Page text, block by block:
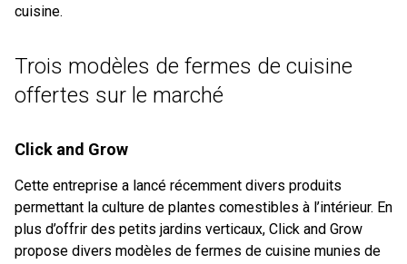
cuisine.
Trois modèles de fermes de cuisine
offertes sur le marché
Click and Grow
Cette entreprise a lancé récemment divers produits
permettant la culture de plantes comestibles à l’intérieur. En
plus d’offrir des petits jardins verticaux, Click and Grow
propose divers modèles de fermes de cuisine munies de